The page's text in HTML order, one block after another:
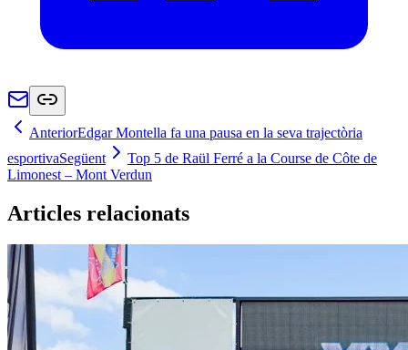
AnteriorEdgar Montella fa una pausa en la seva trajectòria
esportivaSegüent
Top 5 de Raül Ferré a la Course de Côte de
Limonest – Mont Verdun
Articles relacionats